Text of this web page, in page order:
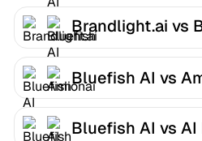
Brandlight.ai vs
AI
Bluefish AI vs
Bluefish AI vs